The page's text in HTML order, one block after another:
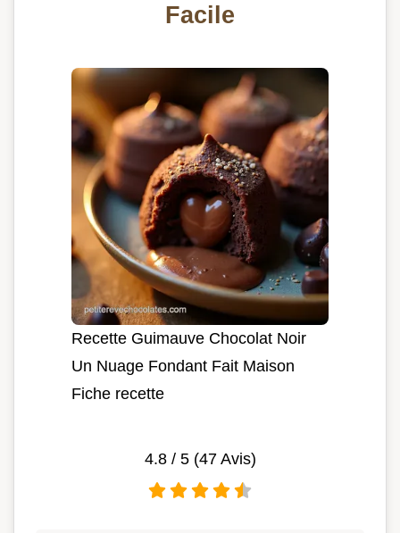
Facile
Recette Guimauve Chocolat Noir
Un Nuage Fondant Fait Maison
Fiche recette
4.8/ 5 (47Avis)